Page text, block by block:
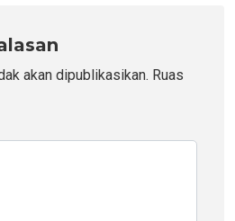
akan dipublikasikan. Ruas